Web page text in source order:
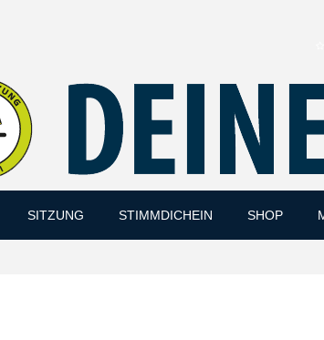
SITZUNG STIMMDICHEIN SHOP